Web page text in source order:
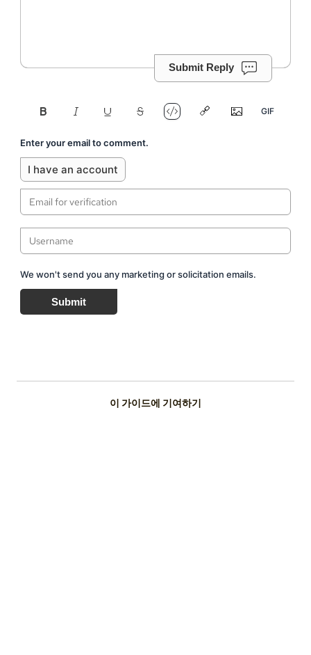
Submit Reply
Enter your email to comment.
I have an account
We won't send you any marketing or solicitation emails.
Submit
이 가이드에 기여하기